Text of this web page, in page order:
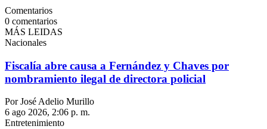
Comentarios
0 comentarios
MÁS LEIDAS
Nacionales
Fiscalía abre causa a Fernández y Chaves por
nombramiento ilegal de directora policial
Por José Adelio Murillo
6 ago 2026, 2:06 p. m.
Entretenimiento